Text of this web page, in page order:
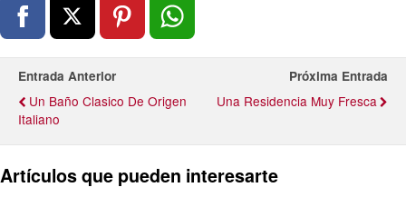
Entrada Anterior
Un Baño Clasico De Origen
Italiano
Próxima Entrada
Una Residencia Muy Fresca
Artículos que pueden interesarte